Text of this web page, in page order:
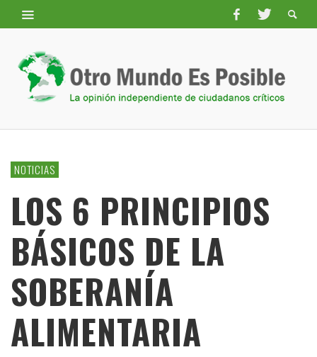
NOTICIAS
LOS 6 PRINCIPIOS
BÁSICOS DE LA
SOBERANÍA
ALIMENTARIA